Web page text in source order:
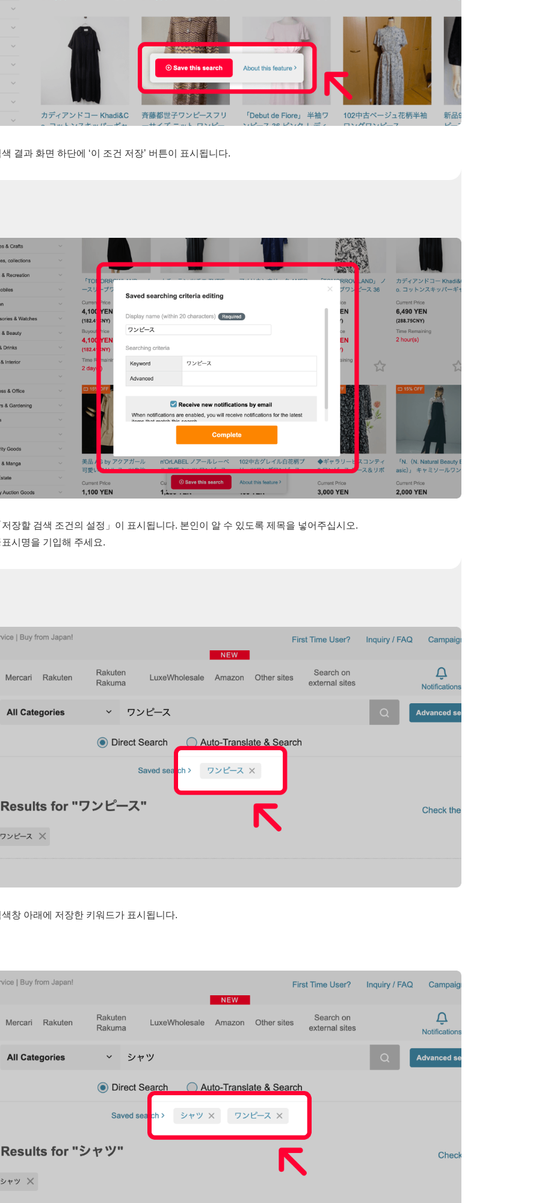
결과 화면 하단에 ‘이 조건 저장’ 버튼이 표시됩니다.
저장할 검색 조건의 설정」이 표시됩니다. 본인이 알 수 있도록 제목을 넣어주십시오.
시명을 기입해 주세요.
색창 아래에 저장한 키워드가 표시됩니다.